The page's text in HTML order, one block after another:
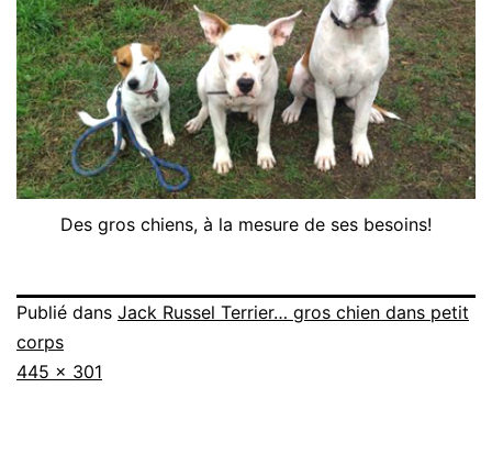
Des gros chiens, à la mesure de ses besoins!
Publié dans Jack Russel Terrier… gros chien dans petit
corps
Taille
445 × 301